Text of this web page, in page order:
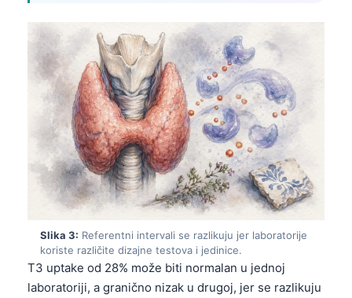
Slika 3: Referentni intervali se razlikuju jer laboratorije
koriste različite dizajne testova i jedinice.
T3 uptake od 28% može biti normalan u jednoj
laboratoriji, a granično nizak u drugoj, jer se razlikuju